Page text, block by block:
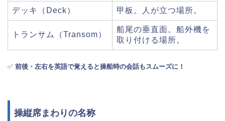
デッキ（Deck） 甲板。人が立つ場所。
トランサム（Transom）
船尾の垂直面。船外機を
取り付ける場所。
✅ 前後・左右を英語で覚えると操船時の会話もスムーズに！
操縦席まわりの名称